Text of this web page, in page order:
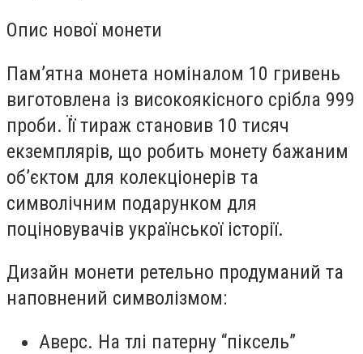
Опис нової монети
Пам’ятна монета номіналом 10 гривень
виготовлена ​​із високоякісного срібла 999
проби. Її тираж становив 10 тисяч
екземплярів, що робить монету бажаним
об’єктом для колекціонерів та
символічним подарунком для
поціновувачів української історії.
Дизайн монети ретельно продуманий та
наповнений символізмом:
Аверс. На тлі патерну “піксель”